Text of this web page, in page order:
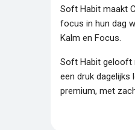
Soft Habit maakt
focus in hun dag
Kalm en Focus.
Soft Habit gelooft
een druk dagelijks
premium, met